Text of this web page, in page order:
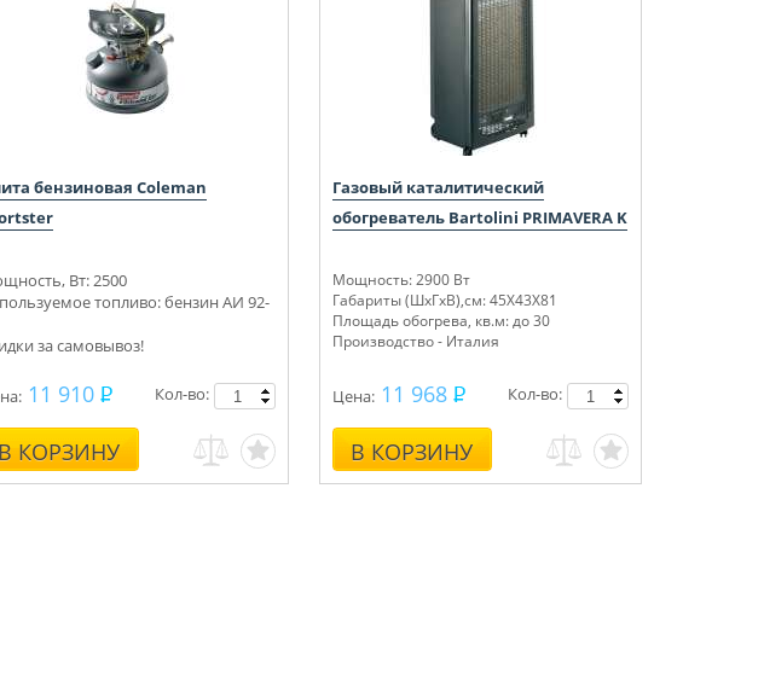
бензиновая Coleman
Вт: 2500
топливо: бензин АИ 92-
за самовывоз!
11 910
В КОРЗИНУ
Кол-во:
Газовый каталитический
обогреватель Bartolini PRIMAVERA K
Мощность: 2900 Вт
Габариты (ШхГхВ),см: 45Х43Х81
Площадь обогрева, кв.м: до 30
Производство - Италия
Цена: 11 968
В КОРЗИНУ
Кол-во: